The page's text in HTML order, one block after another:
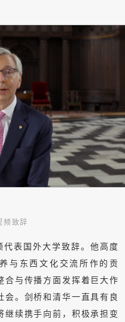
频致辞
表国外大学致辞。他高度
与东西文化交流所作的贡
合与传播方面发挥着巨大作
会。剑桥和清华一直具有良
继续携手向前，积极承担变